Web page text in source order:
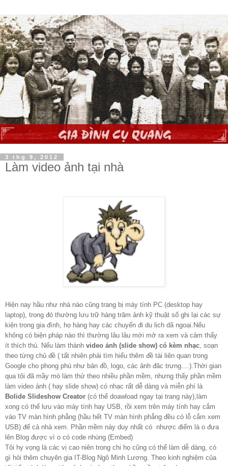
3 thg 9, 2012
Làm video ảnh tại nhà
Hiện nay hầu như nhà nào cũng trang bị máy tính PC (desktop hay
laptop), trong đó thường lưu trữ hàng trăm ảnh kỹ thuật số ghi lại các sự
kiện trong gia đình, họ hàng hay các chuyến đi du lịch dã ngoại.Nếu
không có biện pháp nào thì thường lâu lâu mới mở ra xem và cảm thấy
ít thích thú. Nếu làm thành video ảnh (slide show) có kèm nhạc , soạn
theo từng chủ đề ( tất nhiên phải tìm hiểu thêm đề tài liên quan trong
Google cho phong phú như bản đồ, logo, các ảnh đăc trưng....).Thời gian
qua tôi đã mầy mò làm thử theo nhiều phần mềm, nhưng thấy phần mềm
làm video ảnh ( hay slide show) có nhạc rất dễ dàng và miễn phí là
Bolide Slideshow Creator (có thể doawload ngay tại trang này),làm
xong có thể lưu vào máy tính hay USB, rồi xem trên máy tính hay cắm
vào TV màn hình phẳng (hầu hết TV màn hình phẳng đều có lỗ cắm xem
USB) để cả nhà xem. Phần mềm này duy nhất có nhược điểm là o đưa
lên Blog được vì o có code nhúng (Embed)
Tôi hy vọng là các vị cao niên trong chi họ cũng có thể làm dễ dàng, có
gì hỏi thêm chuyên gia IT-Blog Ngô Minh Lương. Theo kinh nghiệm của